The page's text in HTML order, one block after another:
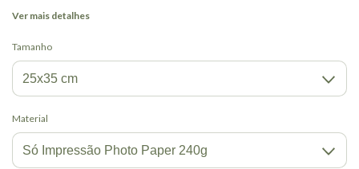
Ver mais detalhes
Tamanho
Material